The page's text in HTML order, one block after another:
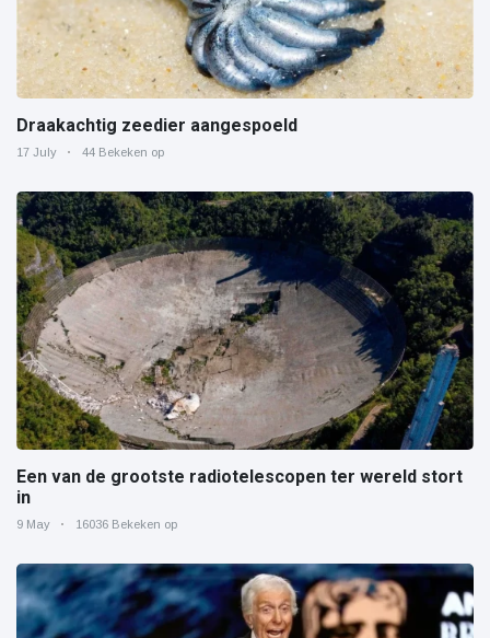
Draakachtig zeedier aangespoeld
17 July 44 Bekeken op
Een van de grootste radiotelescopen ter wereld stort
in
9 May 16036 Bekeken op